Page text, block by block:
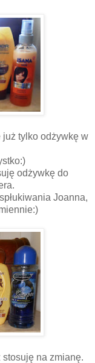
już tylko odżywkę w
odżywkę do
Joanna,
stosuję na zmianę.